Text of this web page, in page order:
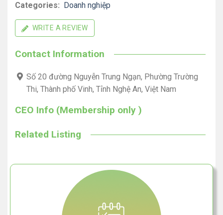
Categories: Doanh nghiệp
WRITE A REVIEW
Contact Information
Số 20 đường Nguyễn Trung Ngạn, Phường Trường
Thi, Thành phố Vinh, Tỉnh Nghệ An, Việt Nam
CEO Info (Membership only )
Related Listing